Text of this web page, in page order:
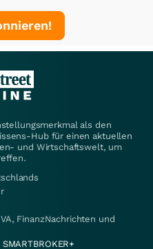
als den
Hub für einen aktuellen
und Wirtschaftswelt, um
FinanzNachrichten und
SMARTBROKER+